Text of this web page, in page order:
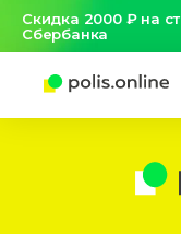
Скидка 2000 ₽ на
Сбербанка